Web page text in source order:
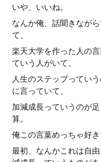
いや、いいね。
なんか俺、話聞きなが
て、
楽天大学を作った人の
ていう人がいて、
人生のステップってい
に言っていて、
加減成長っていうのが
算。
俺この言葉めっちゃ好き
最初、なんかこれは自